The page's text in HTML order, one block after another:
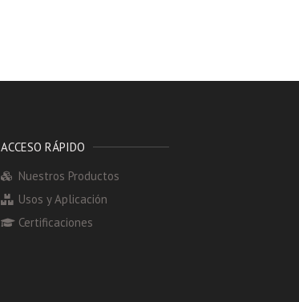
ACCESO RÁPIDO
Nuestros Productos
Usos y Aplicación
Certificaciones